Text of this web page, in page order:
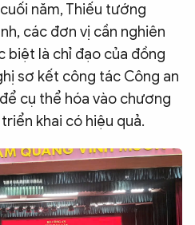
năm, Thiếu tướng
các đơn vị cần nghiên
biệt là chỉ đạo của đồng
sơ kết công tác Công an
cụ thể hóa vào chương
khai có hiệu quả.